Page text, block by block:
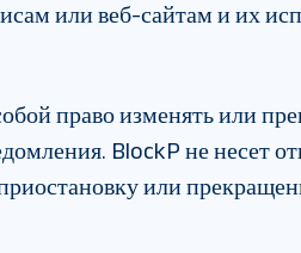
или веб-сайтам и их
право изменять или
BlockP не несет
или